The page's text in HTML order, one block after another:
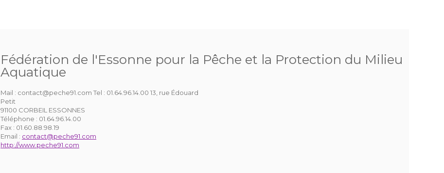
Fédération de l'Essonne pour la Pêche et la Protection du Milieu
Aquatique
Mail : contact@peche91.com Tel : 01.64.96.14.00 13, rue Édouard
Petit
91100 CORBEIL ESSONNES
Téléphone : 01.64.96.14.00
Fax : 01.60.88.98.19
Email : contact@peche91.com
http://www.peche91.com